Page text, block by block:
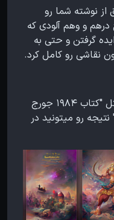
از نوشته شما رو
و وهم آلودی که
گرفتن و حتی به
نقاشی رو کامل کرد.
من خودم چند تا جستجو کردم مثل "کتاب ۱۹۸۴ جورج
نتیجه رو میتونید در